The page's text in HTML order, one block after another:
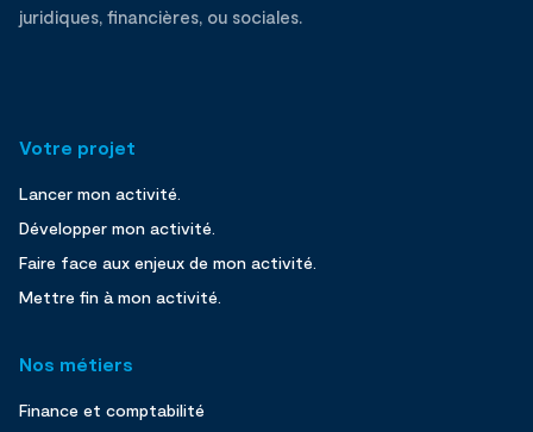
juridiques, financières, ou sociales.
Votre projet
Lancer mon activité.
Développer mon activité.
Faire face aux enjeux de mon activité.
Mettre fin à mon activité.
Nos métiers
Finance et comptabilité